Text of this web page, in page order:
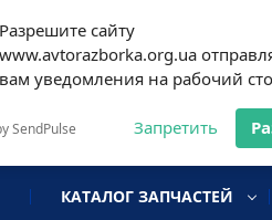
Разрешите сайту
www.avtorazborka.org.ua
вам уведомления на рабочий
SendPulse Запретить
иномарок
КАТАЛОГ ЗАПЧАСТЕЙ